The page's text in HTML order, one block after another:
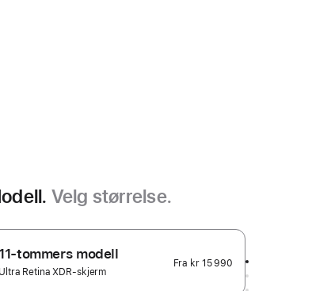
Velg størrelse.
11-tommers modell
Ultra Retina XDR-skjerm
Fra kr 15 990